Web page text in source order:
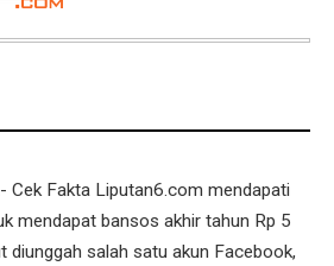
Cek Fakta Liputan6.com mendapati
mendapat bansos akhir tahun Rp 5
diunggah salah satu akun Facebook,